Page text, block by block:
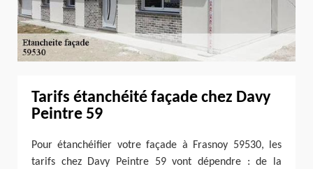
Tarifs étanchéité façade chez Davy
Peintre 59
Pour étanchéifier votre façade à Frasnoy 59530, les
tarifs chez Davy Peintre 59 vont dépendre : de la